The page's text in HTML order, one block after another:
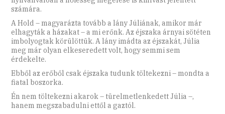
számára.
A Hold – magyarázta tovább a lány Júliának, amikor már
elhagyták a házakat – a mi erőnk. Az éjszaka árnyai sötéten
imbolyogtak körülöttük. A lány imádta az éjszakát, Júlia
meg már olyan elkeseredett volt, hogy semmi sem
érdekelte.
Ebből az erőből csak éjszaka tudunk töltekezni – mondta a
fiatal boszorka.
Én nem töltekezni akarok – türelmetlenkedett Júlia –,
hanem megszabadulni ettől a gaztól.